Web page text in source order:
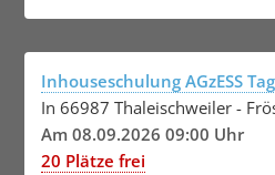
Inhouseschulung AGzESS
In 66987 Thaleischweiler -
Am 08.09.2026 09:00 Uhr
20 Plätze frei